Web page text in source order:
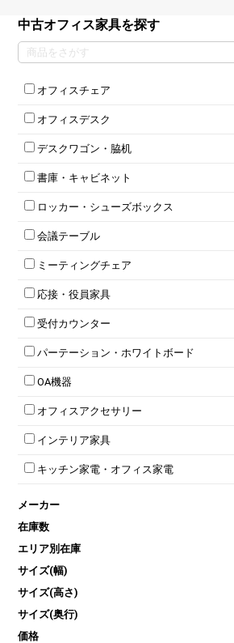
中古オフィス家具を探す
オフィスチェア
肘無しチェア
役員チェア
高級チェア（多機能チェア）
オフィスチェアその他
オフィスデスク
フリーアドレスデスク（ベンチデスク）
昇降デスク
オフィスデスクその他
両袖机
デスクワゴン・脇机
インワゴン2段
インワゴン3段
脇机
ワゴンその他
書庫・キャビネット
ハイキャビネット
ローキャビネット
両開きキャビネット
スチールキャビネット
上下連結キャビネット
軽量ラック（スチールラック）
収納家具その他
両開書庫
ラテラル書庫
ロッカー・シューズボックス
1人用ロッカー
2人用ロッカー
3人用ロッカー
4人用ロッカー
5人用ロッカー
8人用ロッカー
多人数ロッカー
ダイヤル錠ロッカー
ダイヤル錠ロッカー
ワードローブ・クローゼット
会議テーブル
スタッキングテーブル
ネスティングテーブル
幕板付テーブル
カウンターテーブル
T字脚テーブル
会議テーブルW1200～
会議テーブルW1800～
平行スタックテーブル
会議テーブルその他
ミーティングチェア
キャスター付きミーティングチェア
スタッキングミーティングチェア
テーブル付きミーティングチェア
ネスティングミーティングチェア
折りたたみミーティングチェア
ハイチェア
ミーティングチェアその他
応接・役員家具
応接セット
応接ソファ
応接チェア
応接テーブル
応接・役員家具その他
受付カウンター
ローカウンター
ラウンジカウンター
受付カウンターその他
パーテーション・ホワイトボード
パーテーション
自立タイプパーテーション
パーテーションその他
脚付ホワイトボード
壁掛けホワイトボード
ホワイトボードその他
OA機器
電話機（ビジネスフォン）
シュレッダー
プロジェクター
スクリーン
その他OA機器
オフィスアクセサリー
チェア用台車
演台・講演台・演説台
防音パネル
個室ブース
コートハンガー・ポールハンガー
傘立て
食器棚・キッチンキャビネット
カタログスタンド
オフィスアクセサリーその他
インテリア家具
モールドチェア
ダイニングチェア
カウンターテーブル
センターテーブル・サイドテーブル
ベンチ・スツール
ソファ
シェルフ
ダストボックス（ゴミ箱）
インテリア家具その他
キッチン家電・オフィス家電
冷蔵庫・洗濯機
空気清浄機・加湿器
液晶テレビ・モニター類
エアコン
掃除機
季節家電
メーカー
在庫数
エリア別在庫
サイズ(幅)
サイズ(高さ)
サイズ(奥行)
価格